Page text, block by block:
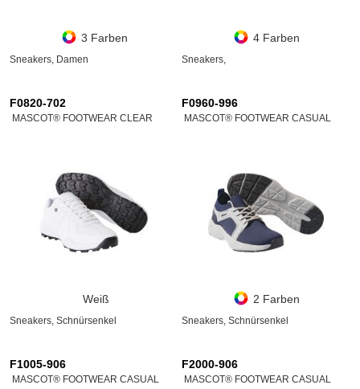
3 Farben
Sneakers, Damen
4 Farben
Sneakers,
F0820-702
MASCOT® FOOTWEAR CLEAR
Weiß
Sneakers, Schnürsenkel
F0960-996
MASCOT® FOOTWEAR CASUAL
2 Farben
Sneakers, Schnürsenkel
F1005-906
MASCOT® FOOTWEAR CASUAL
F2000-906
MASCOT® FOOTWEAR CASUAL